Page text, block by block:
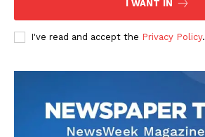
DOWNLOAD NOW
I WANT IN
I've read and accept the Privacy Policy.